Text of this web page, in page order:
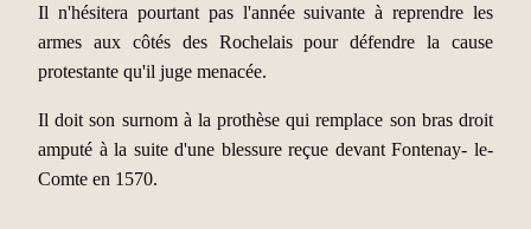
Il n'hésitera pourtant pas l'année suivante à reprendre les
armes aux côtés des Rochelais pour défendre la cause
protestante qu'il juge menacée.
Il doit son surnom à la prothèse qui remplace son bras droit
amputé à la suite d'une blessure reçue devant Fontenay- le-
Comte en 1570.